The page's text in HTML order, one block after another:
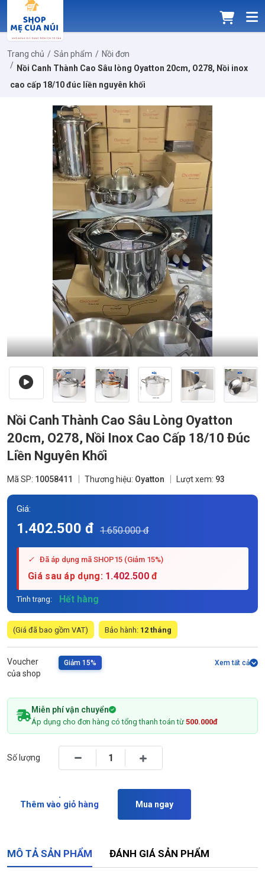
Trang chủ Sản phẩm
Nồi đơn
Nồi Canh Thành Cao Sâu lòng Oyatton 20cm, O278, Nồi inox
cao cấp 18/10 đúc liền nguyên khối
Nồi Canh Thành Cao Sâu Lòng Oyatton
20cm, O278, Nồi Inox Cao Cấp 18/10 Đúc
Liền Nguyên Khối
Mã SP: 10058411 Thương hiệu: Oyatton Lượt xem: 93
Giá:
1.402.500 đ 1.650.000 đ
✓ Đã áp dụng mã SHOP15 (Giảm 15%)
Giá sau áp dụng: 1.402.500đ
Tình trạng: Hết hàng
(Giá đã bao gồm VAT) Bảo hành: 12 tháng
Voucher
của shop
Giảm 15% Xem tất cả
Miễn phí vận chuyển
Áp dụng cho đơn hàng có tổng thanh toán từ 500.000đ
Số lượng
Thêm vào giỏ hàng Mua ngay
MÔ TẢ SẢN PHẨM ĐÁNH GIÁ SẢN PHẨM